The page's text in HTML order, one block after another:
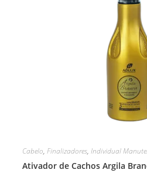
Cabelo, Finalizadores, Individual
Ativador de Cachos Argila